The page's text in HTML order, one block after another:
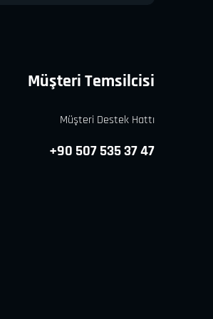
Müşteri Temsilcisi
Müşteri Destek Hattı
+90 507 535 37 47